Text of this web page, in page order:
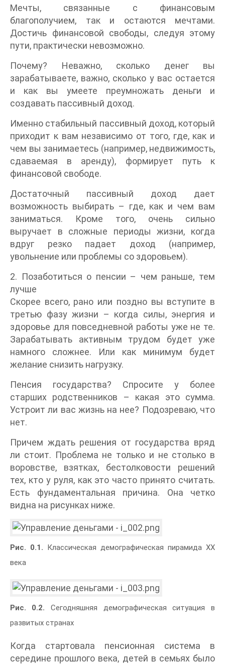
Мечты, связанные с финансовым
благополучием, так и остаются мечтами.
Достичь финансовой свободы, следуя этому
пути, практически невозможно.
Почему? Неважно, сколько денег вы
зарабатываете, важно, сколько у вас остается
и как вы умеете преумножать деньги и
создавать пассивный доход.
Именно стабильный пассивный доход, который
приходит к вам независимо от того, где, как и
чем вы занимаетесь (например, недвижимость,
сдаваемая в аренду), формирует путь к
финансовой свободе.
Достаточный пассивный доход дает
возможность выбирать – где, как и чем вам
заниматься. Кроме того, очень сильно
выручает в сложные периоды жизни, когда
вдруг резко падает доход (например,
увольнение или проблемы со здоровьем).
2. Позаботиться о пенсии – чем раньше, тем
лучше
Скорее всего, рано или поздно вы вступите в
третью фазу жизни – когда силы, энергия и
здоровье для повседневной работы уже не те.
Зарабатывать активным трудом будет уже
намного сложнее. Или как минимум будет
желание снизить нагрузку.
Пенсия государства? Спросите у более
старших родственников – какая это сумма.
Устроит ли вас жизнь на нее? Подозреваю, что
нет.
Причем ждать решения от государства вряд
ли стоит. Проблема не только и не столько в
воровстве, взятках, бестолковости решений
тех, кто у руля, как это часто принято считать.
Есть фундаментальная причина. Она четко
видна на рисунках ниже.
Рис. 0.1. Классическая демографическая пирамида XX
века
Рис. 0.2. Сегодняшняя демографическая ситуация в
развитых странах
Когда стартовала пенсионная система в
середине прошлого века, детей в семьях было